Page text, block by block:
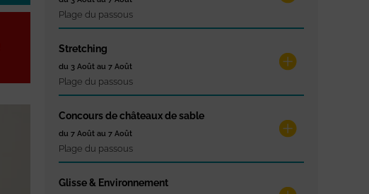
Plage du passous
Stretching
du 3 Août au 7 Août
Plage du passous
Concours de châteaux de sable
du 7 Août au 7 Août
Plage du passous
Glisse & Environnement